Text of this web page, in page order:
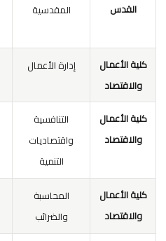
القدس
المقدسية
كلية الأعمال
والاقتصاد
إدارة الأعمال
كلية الأعمال
والاقتصاد
التنافسية
واقتصاديات
التنمية
كلية الأعمال
والاقتصاد
المحاسبة
والضرائب